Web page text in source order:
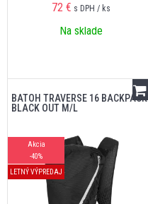
72 € s DPH / ks
Na sklade
BATOH TRAVERSE 16 BACKPACK
BLACK OUT M/L
Akcia
-40%
LETNÝ VÝPREDAJ